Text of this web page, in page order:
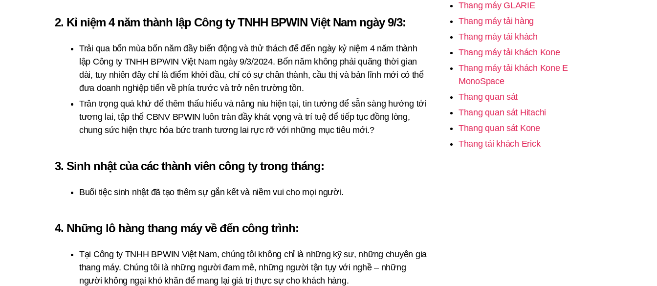
2. Kỉ niệm 4 năm thành lập Công ty TNHH BPWIN Việt Nam ngày 9/3:
Trải qua bốn mùa bốn năm đầy biến động và thử thách để đến ngày kỷ niệm 4 năm thành
lập Công ty TNHH BPWIN Việt Nam ngày 9/3/2024. Bốn năm không phải quãng thời gian
dài, tuy nhiên đây chỉ là điểm khởi đầu, chỉ có sự chân thành, cầu thị và bản lĩnh mới có thể
đưa doanh nghiệp tiến về phía trước và trở nên trường tồn.
Trân trọng quá khứ để thêm thấu hiểu và nâng niu hiện tại, tin tưởng để sẵn sàng hướng tới
tương lai, tập thể CBNV BPWIN luôn tràn đầy khát vọng và trí tuệ để tiếp tục đồng lòng,
chung sức hiện thực hóa bức tranh tương lai rực rỡ với những mục tiêu mới.?
3. Sinh nhật của các thành viên công ty trong tháng:
Buổi tiệc sinh nhật đã tạo thêm sự gắn kết và niềm vui cho mọi người.
4. Những lô hàng thang máy về đến công trình:
Tại Công ty TNHH BPWIN Việt Nam, chúng tôi không chỉ là những kỹ sư, những chuyên gia
thang máy. Chúng tôi là những người đam mê, những người tận tụy với nghề – những
người không ngại khó khăn để mang lại giá trị thực sự cho khách hàng.
Thang máy GLARIE
Thang máy tải hàng
Thang máy tải khách
Thang máy tải khách Kone
Thang máy tải khách Kone E
MonoSpace
Thang quan sát
Thang quan sát Hitachi
Thang quan sát Kone
Thang tải khách Erick